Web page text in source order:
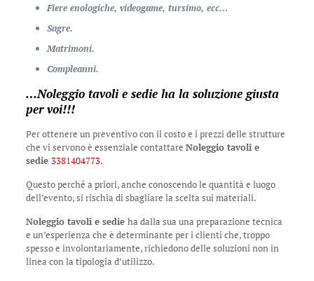
Fiere enologiche, videogame, tursimo, ecc…
Sagre.
Matrimoni.
Compleanni.
…Noleggio tavoli e sedie ha la soluzione giusta
per voi!!!
Per ottenere un preventivo con il costo e i prezzi delle strutture
che vi servono è essenziale contattare Noleggio tavoli e
sedie 3381404773.
Questo perché a priori, anche conoscendo le quantità e luogo
dell’evento, si rischia di sbagliare la scelta sui materiali.
Noleggio tavoli e sedie ha dalla sua una preparazione tecnica
e un’esperienza che è determinante per i clienti che, troppo
spesso e involontariamente, richiedono delle soluzioni non in
linea con la tipologia d’utilizzo.